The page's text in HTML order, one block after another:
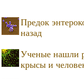
Предок
назад
Ученые нашли
крысы и